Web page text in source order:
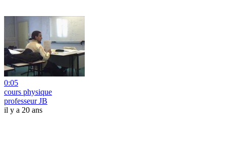
0:05
cours physique
professeur JB
il y a 20 ans